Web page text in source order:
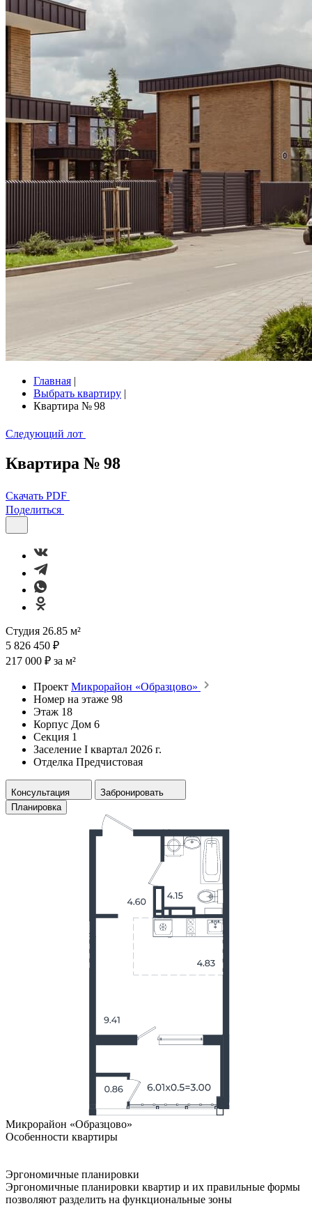
Главная |
Выбрать квартиру |
Квартира № 98
Следующий лот
Квартира № 98
Скачать PDF
Поделиться
Студия 26.85 м²
5 826 450 ₽
217 000 ₽ за м²
Проект Микрорайон «Образцово»
Номер на этаже 98
Этаж 18
Корпус Дом 6
Секция 1
Заселение I квартал 2026 г.
Отделка Предчистовая
Консультация
Забронировать
Планировка
Микрорайон «Образцово»
Особенности квартиры
Эргономичные планировки
Эргономичные планировки квартир и их правильные формы
позволяют разделить на функциональные зоны